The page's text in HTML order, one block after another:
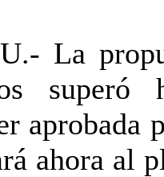
La
aprobada
ahora al